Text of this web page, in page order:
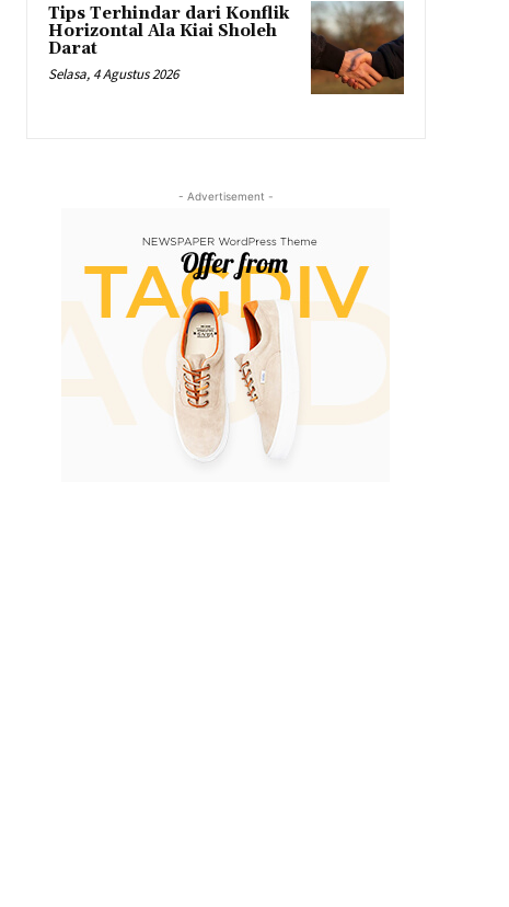
Tips Terhindar dari Konflik
Horizontal Ala Kiai Sholeh
Darat
Selasa, 4 Agustus 2026
- Advertisement -